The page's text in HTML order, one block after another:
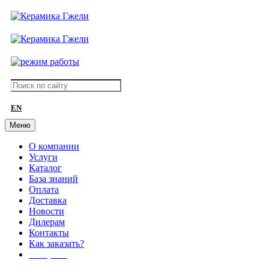
EN
Меню
О компании
Услуги
Каталог
База знаний
Оплата
Доставка
Новости
Дилерам
Контакты
Как заказать?